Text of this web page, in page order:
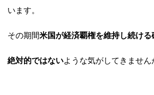
います。
その期間米国が経済覇権を維持し続ける
絶対的ではないような気がしてきません